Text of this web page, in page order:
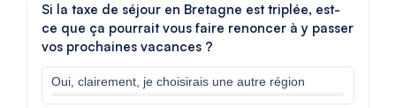
Si la taxe de séjour en Bretagne est triplée, est-
ce que ça pourrait vous faire renoncer à y passer
vos prochaines vacances ?
Oui, clairement, je choisirais une autre région